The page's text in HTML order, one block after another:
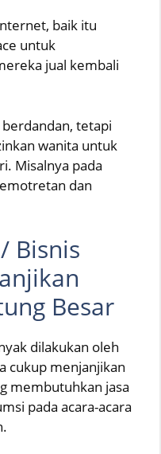
baik itu
untuk
jual kembali
tetapi
wanita untuk
Misalnya pada
dan
Bisnis
Besar
dilakukan oleh
cukup menjanjikan
membutuhkan jasa
pada acara-acara